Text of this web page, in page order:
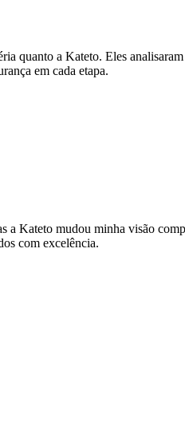
quanto a Kateto. Eles
em cada etapa.
a Kateto mudou minha visão
com excelência.